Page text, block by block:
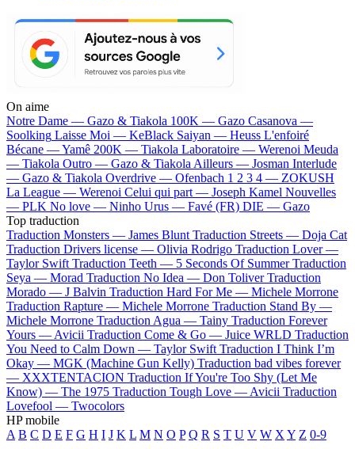
On aime
Notre Dame — Gazo & Tiakola 100K — Gazo Casanova —
Soolking Laisse Moi — KeBlack Saiyan — Heuss L'enfoiré
Bécane —Yamê 200K — Tiakola Laboratoire — Werenoi Meuda
— Tiakola Outro — Gazo & Tiakola Ailleurs — Josman Interlude
— Gazo & Tiakola Overdrive — Ofenbach 1 2 3 4 — ZOKUSH
La League — Werenoi Celui qui part — Joseph Kamel Nouvelles
— PLK No love — Ninho Urus — Favé (FR) DIE — Gazo
Top traduction
Traduction Monsters — James Blunt Traduction Streets — Doja Cat
Traduction Drivers license — Olivia Rodrigo Traduction Lover —
Taylor Swift Traduction Teeth — 5 Seconds Of Summer Traduction
Seya — Morad Traduction No Idea — Don Toliver Traduction
Morado — J Balvin Traduction Hard For Me — Michele Morrone
Traduction Rapture — Michele Morrone Traduction Stand By —
Michele Morrone Traduction Agua — Tainy Traduction Forever
Yours — Avicii Traduction Come & Go — Juice WRLD Traduction
You Need to Calm Down — Taylor Swift Traduction I Think I’m
Okay — MGK (Machine Gun Kelly) Traduction bad vibes forever
— XXXTENTACION Traduction If You're Too Shy (Let Me
Know) — The 1975 Traduction Tough Love — Avicii Traduction
Lovefool — Twocolors
HP mobile
A B C D E F G H I J K L M N O P Q R S T U V W X Y Z 0-9